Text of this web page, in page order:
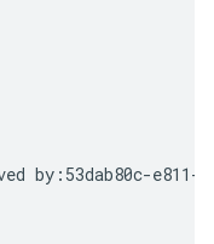
by:53dab80c-